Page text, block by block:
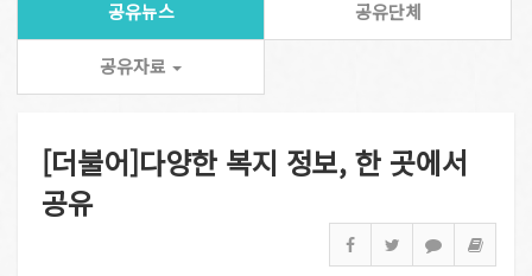
공유뉴스 공유단체
공유자료
[더불어]다양한 복지 정보, 한 곳에서
공유